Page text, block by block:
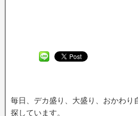
毎日、デカ盛り、大盛り、おかわり
探しています。